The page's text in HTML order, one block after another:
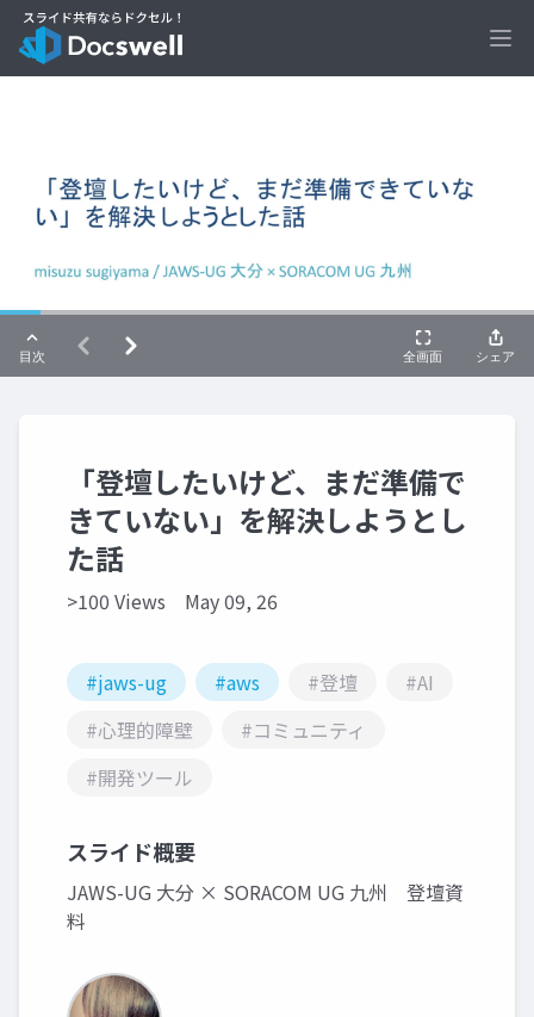
「登壇したいけど、まだ準備で
きていない」を解決しようとし
た話
>100 Views May 09, 26
#jaws-ug #aws #登壇
#AI
#心理的障壁
#コミュニティ
#開発ツール
スライド概要
JAWS-UG 大分 × SORACOM UG 九州 登壇資
料